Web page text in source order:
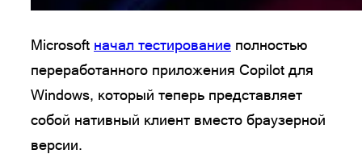
Microsoft начал тестирование полностью
переработанного приложения Copilot для
Windows, который теперь представляет
собой нативный клиент вместо браузерной
версии.